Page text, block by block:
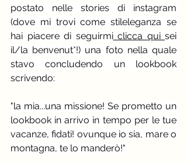
postato nelle stories di instagram
(dove mi trovi come stileleganza se
hai piacere di seguirmi clicca qui sei
il/la benvenut*!) una foto nella quale
stavo concludendo un lookbook
scrivendo:
"la mia...una missione! Se prometto un
lookbook in arrivo in tempo per le tue
vacanze, fidati! ovunque io sia, mare o
montagna, te lo manderò!"